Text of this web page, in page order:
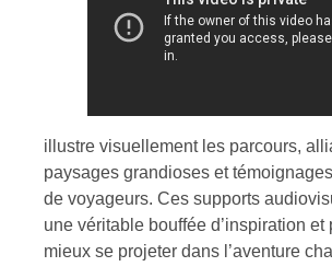
illustre visuellement les parcours,
paysages grandioses et
de voyageurs. Ces supports
une véritable bouffée d’inspiration et
mieux se projeter dans l’aventure